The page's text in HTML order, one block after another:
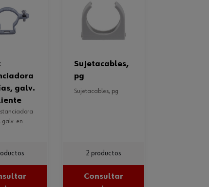
galv.
galv. en
sujetacables,
pg
sujetacables, pg
2 productos
Consultar